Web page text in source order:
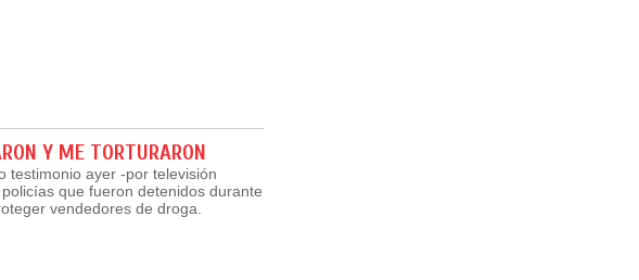
Y ME TORTURARON
testimonio ayer -por televisión
que fueron detenidos durante
vendedores de droga.